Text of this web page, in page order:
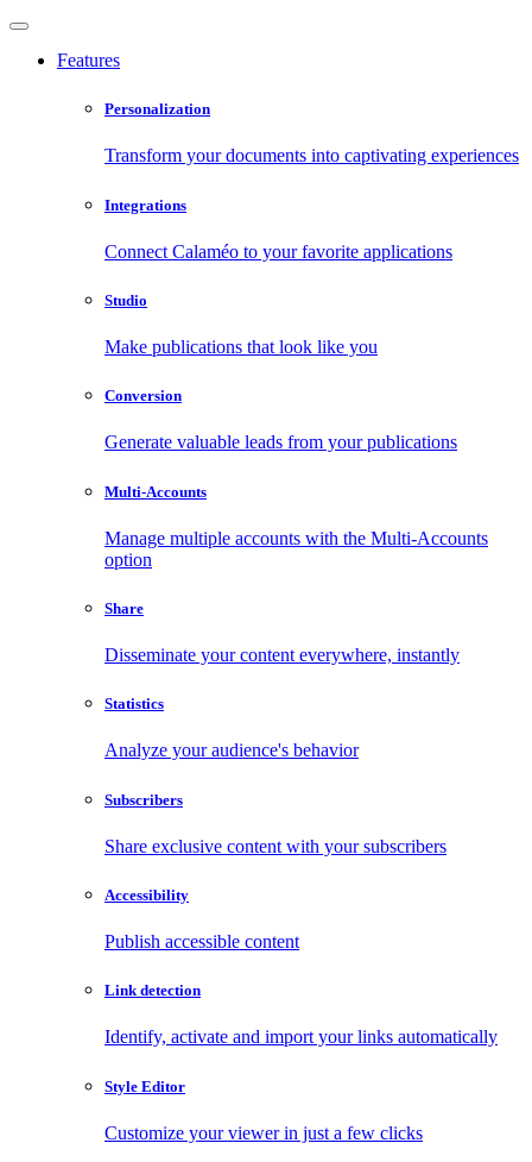
Features
Personalization
Transform your documents into captivating experiences
Integrations
Connect Calaméo to your favorite applications
Studio
Make publications that look like you
Conversion
Generate valuable leads from your publications
Multi-Accounts
Manage multiple accounts with the Multi-Accounts
option
Share
Disseminate your content everywhere, instantly
Statistics
Analyze your audience's behavior
Subscribers
Share exclusive content with your subscribers
Accessibility
Publish accessible content
Link detection
Identify, activate and import your links automatically
Style Editor
Customize your viewer in just a few clicks